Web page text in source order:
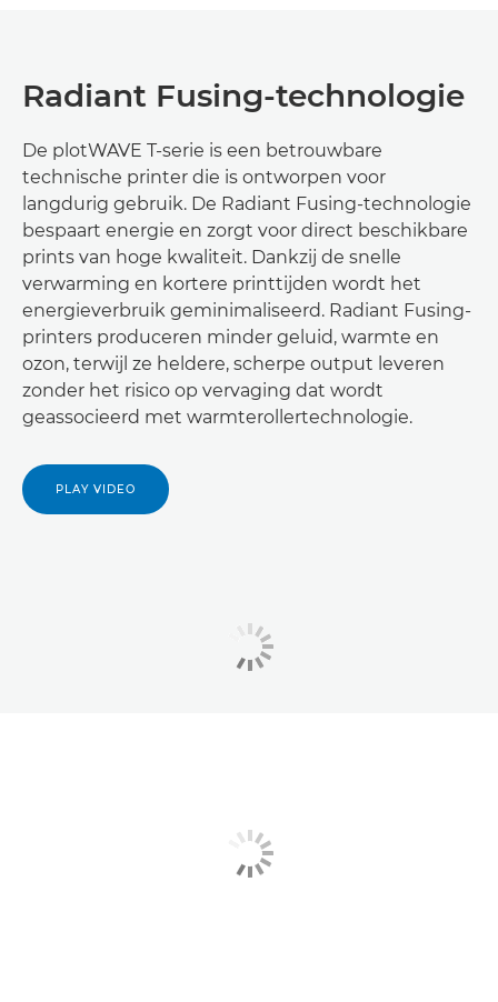
Radiant Fusing-technologie
De plotWAVE T-serie is een betrouwbare
technische printer die is ontworpen voor
langdurig gebruik. De Radiant Fusing-technologie
bespaart energie en zorgt voor direct beschikbare
prints van hoge kwaliteit. Dankzij de snelle
verwarming en kortere printtijden wordt het
energieverbruik geminimaliseerd. Radiant Fusing-
printers produceren minder geluid, warmte en
ozon, terwijl ze heldere, scherpe output leveren
zonder het risico op vervaging dat wordt
geassocieerd met warmterollertechnologie.
PLAY VIDEO